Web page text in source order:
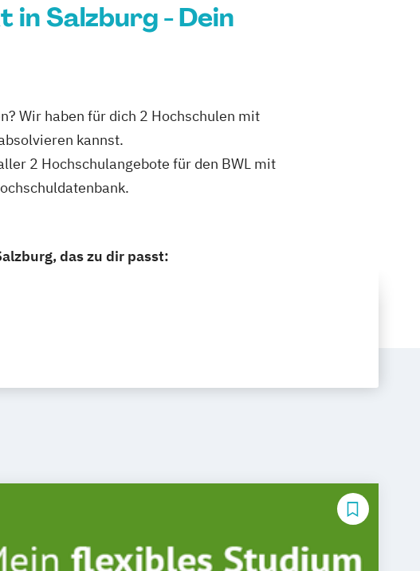
Salzburg - Dein
Wir haben für dich 2 Hochschulen mit
kannst.
2 Hochschulangebote für den BWL mit
das zu dir passt: